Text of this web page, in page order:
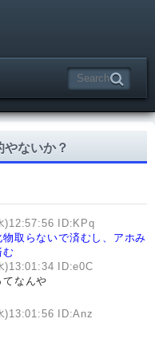
ないか？
)12:57:56 ID:KPq
取らないで済むし、アホみ
む
)13:01:34 ID:e0C
なんや
)13:01:56 ID:Anz